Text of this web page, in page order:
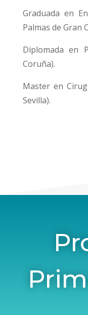
Graduada en
Palmas de Gran
Diplomada en
Coruña).
Master en
Sevilla).